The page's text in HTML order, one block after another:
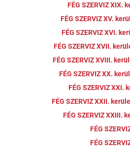
FÉG SZERVIZ XIX.
FÉG SZERVIZ XV.
FÉG SZERVIZ XVI.
FÉG SZERVIZ XVII.
FÉG SZERVIZ XVIII.
FÉG SZERVIZ XX.
FÉG SZERVIZ XXI.
FÉG SZERVIZ XXII.
FÉG SZERVIZ XXIII.
FÉG
FÉG